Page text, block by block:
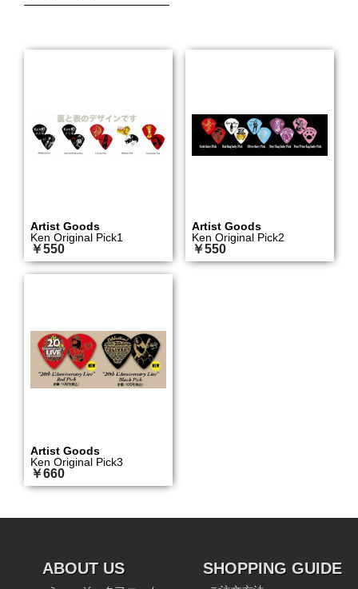
Artist Goods
Ken Original Pick1
￥550
Artist Goods
Ken Original Pick2
￥550
Artist Goods
Ken Original Pick3
￥660
ABOUT US SHOPPING GUIDE